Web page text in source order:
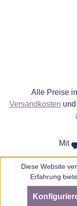
Alle Preise
Versandkosten
Mit
Diese Website
Erfahrung